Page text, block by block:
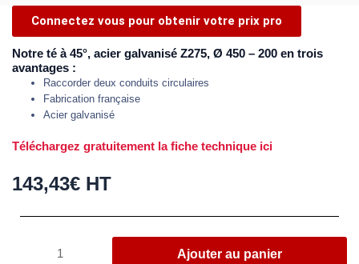
Connectez vous pour obtenir votre prix pro
Notre té à 45°, acier galvanisé Z275, Ø 450 – 200 en trois
avantages :
Raccorder deux conduits circulaires
Fabrication française
Acier galvanisé
Téléchargez gratuitement la fiche technique ici
143,43€ HT
Ajouter au panier